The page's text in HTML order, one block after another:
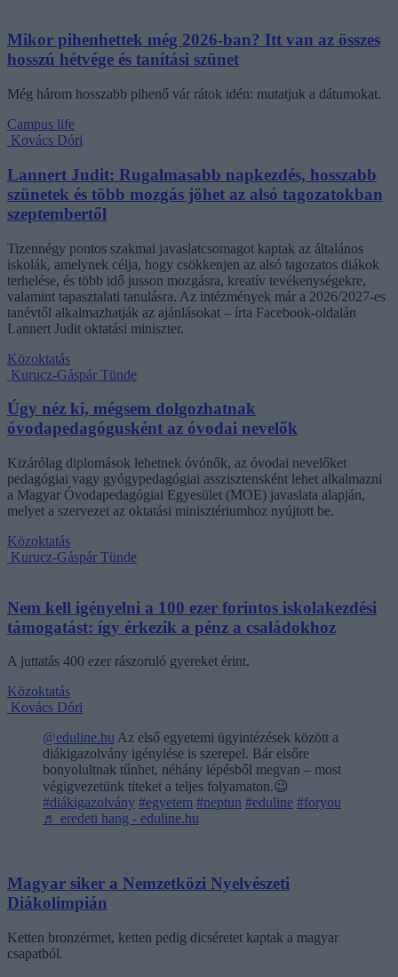
Mikor pihenhettek még 2026-ban? Itt van az összes
hosszú hétvége és tanítási szünet
Még három hosszabb pihenő vár rátok idén: mutatjuk a dátumokat.
Campus life
Kovács Dóri
Lannert Judit: Rugalmasabb napkezdés, hosszabb
szünetek és több mozgás jöhet az alsó tagozatokban
szeptembertől
Tizennégy pontos szakmai javaslatcsomagot kaptak az általános
iskolák, amelynek célja, hogy csökkenjen az alsó tagozatos diákok
terhelése, és több idő jusson mozgásra, kreatív tevékenységekre,
valamint tapasztalati tanulásra. Az intézmények már a 2026/2027-es
tanévtől alkalmazhatják az ajánlásokat – írta Facebook-oldalán
Lannert Judit oktatási miniszter.
Közoktatás
Kurucz-Gáspár Tünde
Úgy néz ki, mégsem dolgozhatnak
óvodapedagógusként az óvodai nevelők
Kizárólag diplomások lehetnek óvónők, az óvodai nevelőket
pedagógiai vagy gyógypedagógiai asszisztensként lehet alkalmazni
a Magyar Óvodapedagógiai Egyesület (MOE) javaslata alapján,
melyet a szervezet az oktatási minisztériumhoz nyújtott be.
Közoktatás
Kurucz-Gáspár Tünde
Nem kell igényelni a 100 ezer forintos iskolakezdési
támogatást: így érkezik a pénz a családokhoz
A juttatás 400 ezer rászoruló gyereket érint.
Közoktatás
Kovács Dóri
@eduline.hu Az első egyetemi ügyintézések között a
diákigazolvány igénylése is szerepel. Bár elsőre
bonyolultnak tűnhet, néhány lépésből megvan – most
végigvezetünk titeket a teljes folyamaton.😉
#diákigazolvány #egyetem #neptun #eduline #foryou
♬ eredeti hang - eduline.hu
Magyar siker a Nemzetközi Nyelvészeti
Diákolimpián
Ketten bronzérmet, ketten pedig dicséretet kaptak a magyar
csapatból.